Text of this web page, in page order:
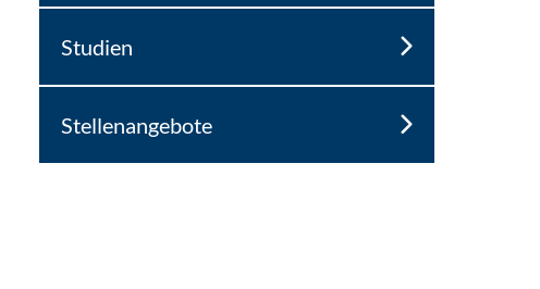
Studien
Stellenangebote